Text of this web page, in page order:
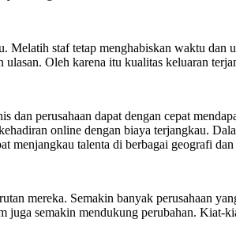
staf tetap menghabiskan waktu dan
Oleh karena itu kualitas keluaran
dan perusahaan dapat dengan cepat
online dengan biaya terjangkau.
menjangkau talenta di berbagai geografi
mereka. Semakin banyak perusahaan
semakin mendukung perubahan.